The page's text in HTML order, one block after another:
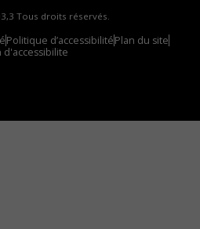
Tous droits réservés.
Politique d’accessibilitéPlan du site
d'accessibilite